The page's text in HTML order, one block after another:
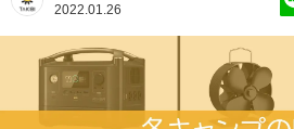
2022.01.26